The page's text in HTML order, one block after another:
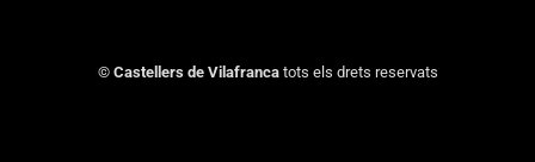
© Castellers de Vilafrancatots els drets reservats